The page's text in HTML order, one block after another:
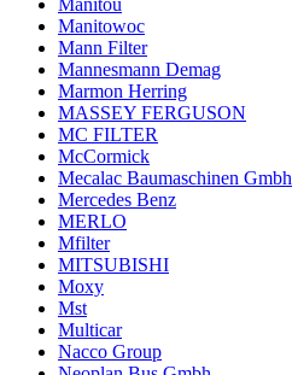
Manitou
Manitowoc
Mann Filter
Mannesmann Demag
Marmon Herring
MASSEY FERGUSON
MC FILTER
McCormick
Mecalac Baumaschinen Gmbh
Mercedes Benz
MERLO
Mfilter
MITSUBISHI
Moxy
Mst
Multicar
Nacco Group